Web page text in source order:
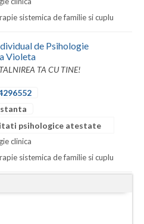
sistemica de familie si cuplu
de Psihologie
Violeta
TA CU TINE!
psihologice atestate
clinica
sistemica de familie si cuplu